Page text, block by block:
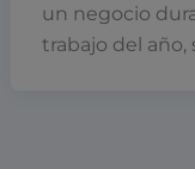
un negocio
trabajo del año,